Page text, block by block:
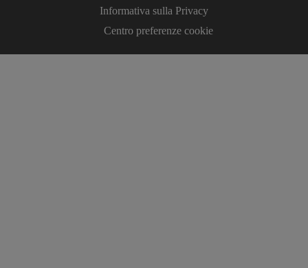
Informativa sulla Privacy
Centro preferenze cookie